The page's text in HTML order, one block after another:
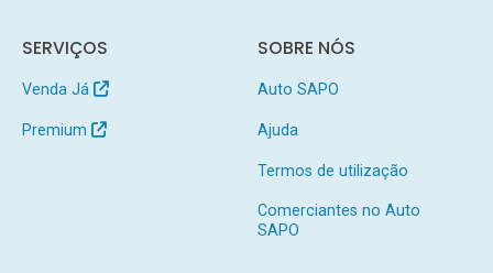
SERVIÇOS
Venda Já
Premium
SOBRE NÓS
Auto SAPO
Ajuda
Termos de utilização
Comerciantes no Auto
SAPO